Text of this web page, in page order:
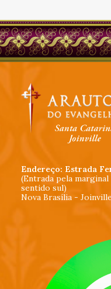
Endereço: Estrada
(Entrada pela
sentido sul)
Nova Brasília -